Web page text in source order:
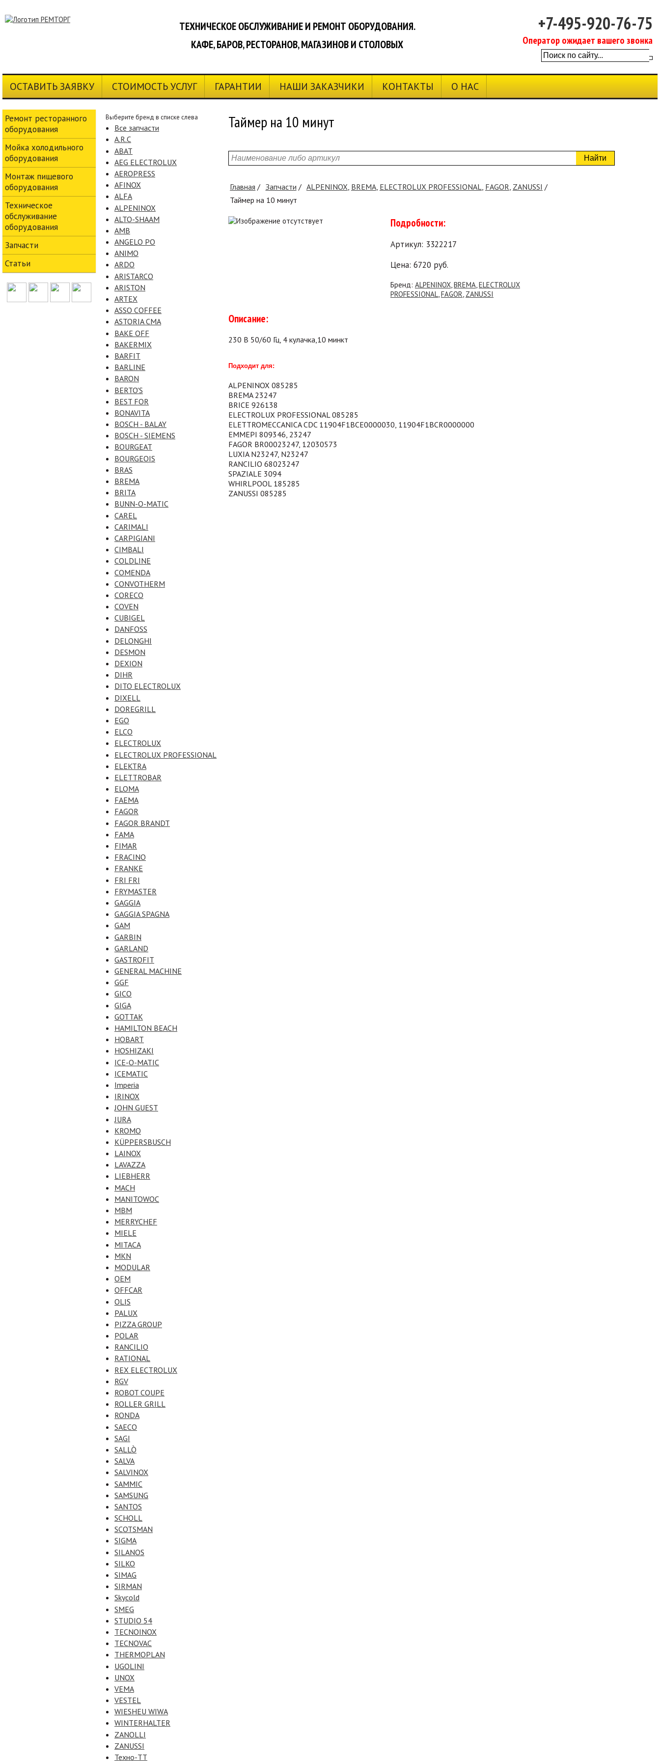
ТЕХНИЧЕСКОЕ ОБСЛУЖИВАНИЕ И РЕМОНТ ОБОРУДОВАНИЯ.
КАФЕ, БАРОВ, РЕСТОРАНОВ, МАГАЗИНОВ И СТОЛОВЫХ
+7-495-920-76-75
Оператор ожидает вашего звонка
ОСТАВИТЬ ЗАЯВКУ СТОИМОСТЬ УСЛУГ ГАРАНТИИ НАШИ ЗАКАЗЧИКИ КОНТАКТЫ О НАС
Выберите бренд в списке слевa
Все запчасти
A.R.C
ABAT
AEG ELECTROLUX
AEROPRESS
AFINOX
ALFA
ALPENINOX
ALTO-SHAAM
AMB
ANGELO PO
ANIMO
ARDO
ARISTARCO
ARISTON
ARTEX
ASSO COFFEE
ASTORIA CMA
BAKE OFF
BAKERMIX
BARFIT
BARLINE
BARON
BERTO'S
BEST FOR
BONAVITA
BOSCH - BALAY
BOSCH - SIEMENS
BOURGEAT
BOURGEOIS
BRAS
BREMA
BRITA
BUNN-O-MATIC
CAREL
CARIMALI
CARPIGIANI
CIMBALI
COLDLINE
COMENDA
CONVOTHERM
CORECO
COVEN
CUBIGEL
DANFOSS
DELONGHI
DESMON
DEXION
DIHR
DITO ELECTROLUX
DIXELL
DOREGRILL
EGO
ELCO
ELECTROLUX
ELECTROLUX PROFESSIONAL
ELEKTRA
ELETTROBAR
ELOMA
FAEMA
FAGOR
FAGOR BRANDT
FAMA
FIMAR
FRACINO
FRANKE
FRI FRI
FRYMASTER
GAGGIA
GAGGIA SPAGNA
GAM
GARBIN
GARLAND
GASTROFIT
GENERAL MACHINE
GGF
GICO
GIGA
GOTTAK
HAMILTON BEACH
HOBART
HOSHIZAKI
ICE-O-MATIC
ICEMATIC
Imperia
IRINOX
JOHN GUEST
JURA
KROMO
KÜPPERSBUSCH
LAINOX
LAVAZZA
LIEBHERR
MACH
MANITOWOC
MBM
MERRYCHEF
MIELE
MITACA
MKN
MODULAR
OEM
OFFCAR
OLIS
PALUX
PIZZA GROUP
POLAR
RANCILIO
RATIONAL
REX ELECTROLUX
RGV
ROBOT COUPE
ROLLER GRILL
RONDA
SAECO
SAGI
SALLÒ
SALVA
SALVINOX
SAMMIC
SAMSUNG
SANTOS
SCHOLL
SCOTSMAN
SIGMA
SILANOS
SILKO
SIMAG
SIRMAN
Skycold
SMEG
STUDIO 54
TECNOINOX
TECNOVAC
THERMOPLAN
UGOLINI
UNOX
VEMA
VESTEL
WIESHEU WIWA
WINTERHALTER
ZANOLLI
ZANUSSI
Техно-ТТ
Таймер на 10 минут
Найти
Главная Запчасти ALPENINOX, BREMA, ELECTROLUX PROFESSIONAL, FAGOR, ZANUSSI
Таймер на 10 минут
Подробности:
Артикул: 3322217
Цена: 6720 руб.
Бренд: ALPENINOX BREMA ELECTROLUX
PROFESSIONAL FAGOR ZANUSSI
Описание:
230 В 50/60 Гц​,​ 4 кулачка,10 минкт
Подходит для:
ALPENINOX 085285
BREMA 23247
BRICE 926138
ELECTROLUX PROFESSIONAL 085285
ELETTROMECCANICA CDC 11904F1BCE0000030, 11904F1BCR0000000
EMMEPI 809346, 23247
FAGOR BR00023247, 12030573
LUXIA N23247, N23247
RANCILIO 68023247
SPAZIALE 3094
WHIRLPOOL 185285
ZANUSSI 085285
Ремонт ресторанного
оборудования
Мойка холодильного
оборудования
Монтаж пищевого
оборудования
Техническое
обслуживание
оборудования
Запчасти
Статьи